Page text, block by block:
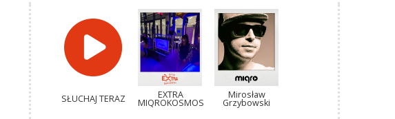
SŁUCHAJ TERAZ EXTRA
MIQROKOSMOS
Mirosław
Grzybowski